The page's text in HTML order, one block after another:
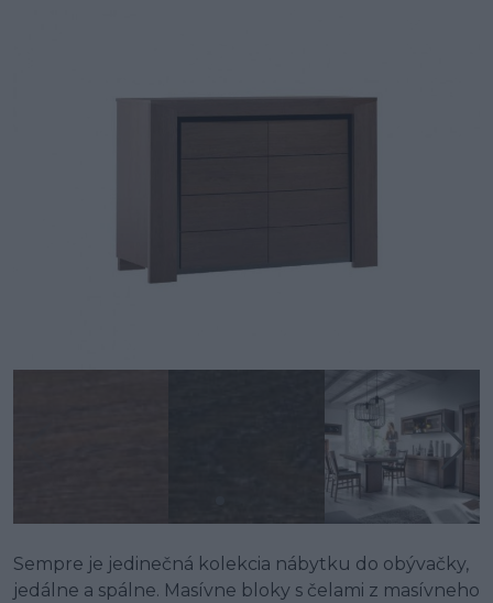
Sempre je jedinečná kolekcia nábytku do obývačky,
jedálne a spálne. Masívne bloky s čelami z masívneho